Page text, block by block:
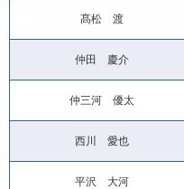
髙松 渡
仲田 慶介
仲三河 優太
西川 愛也
平沢 大河